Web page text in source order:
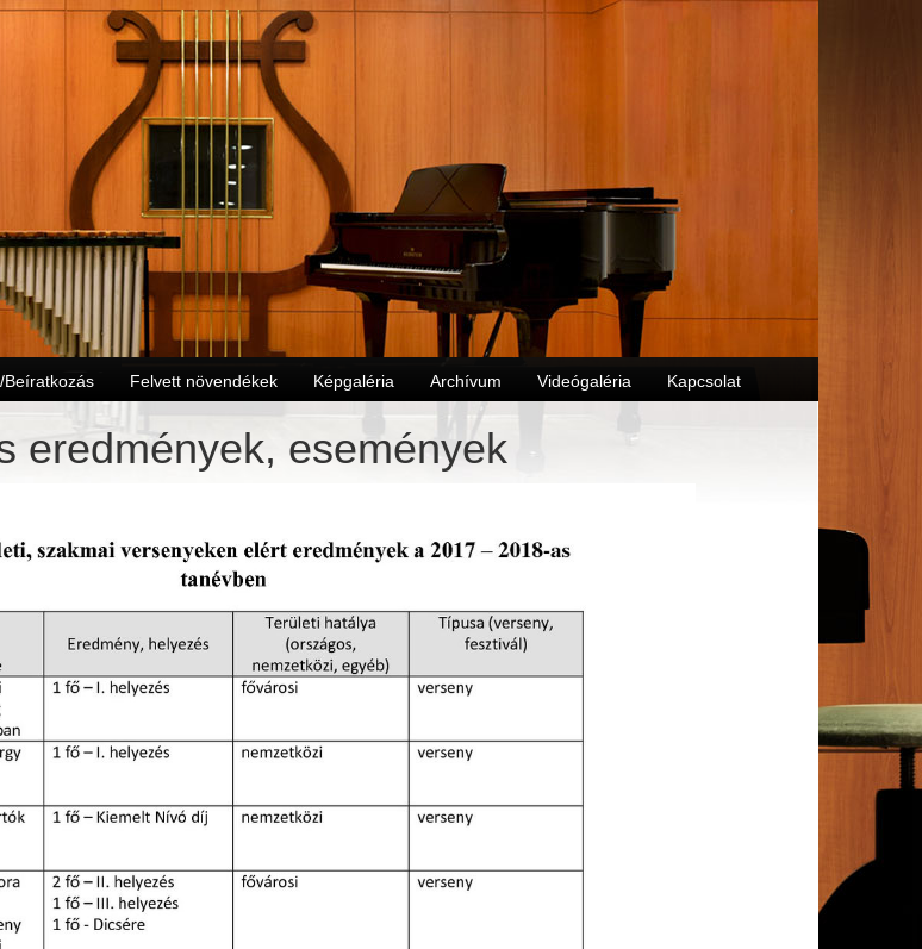
Beíratkozás Felvett növendékek Képgaléria Archívum Videógaléria Kapcsolat
eredmények, események